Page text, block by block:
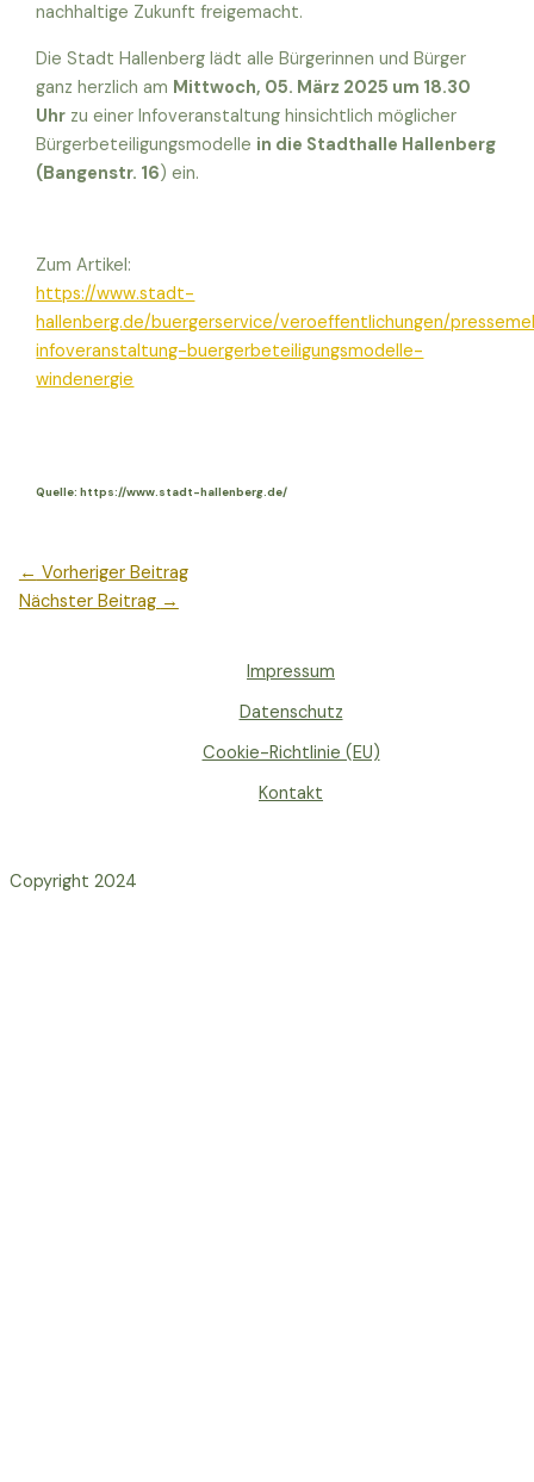
nachhaltige Zukunft freigemacht.
Die Stadt Hallenberg lädt alle Bürgerinnen und Bürger
ganz herzlich am Mittwoch, 05. März 2025 um 18.30
Uhr zu einer Infoveranstaltung hinsichtlich möglicher
Bürgerbeteiligungsmodelle in die Stadthalle Hallenberg
(Bangenstr. 16) ein.
Zum Artikel:
https://www.stadt-
hallenberg.de/buergerservice/veroeffentlichungen/
infoveranstaltung-buergerbeteiligungsmodelle-
windenergie
Quelle: https://www.stadt-hallenberg.de/
← Vorheriger Beitrag
Nächster Beitrag →
Impressum
Datenschutz
Cookie-Richtlinie (EU)
Kontakt
Copyright 2024